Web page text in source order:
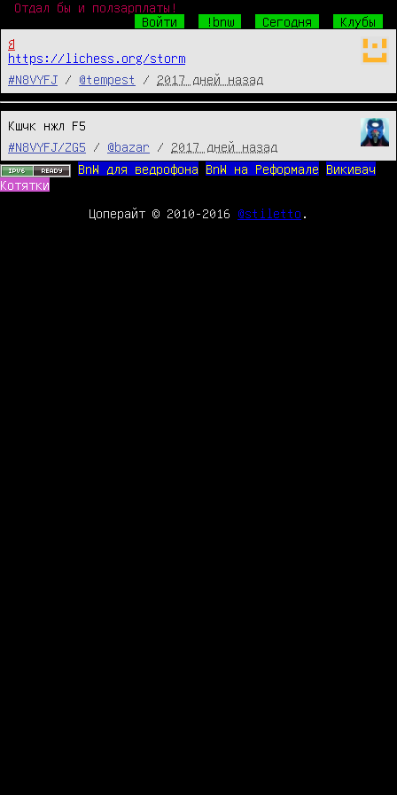
Отдал бы и ползарплаты!
Войти
!bnw Сегодня
Клубы
♘
https://lichess.org/storm
#N8VYFJ
/ @tempest / 2017 дней назад
Кшчк нжл F5
#N8VYFJ/ZG5
/ @bazar / 2017 дней назад
BnW для ведрофона
BnW на Реформале
Викивач
Котятки
Цоперайт © 2010-2016 @stiletto